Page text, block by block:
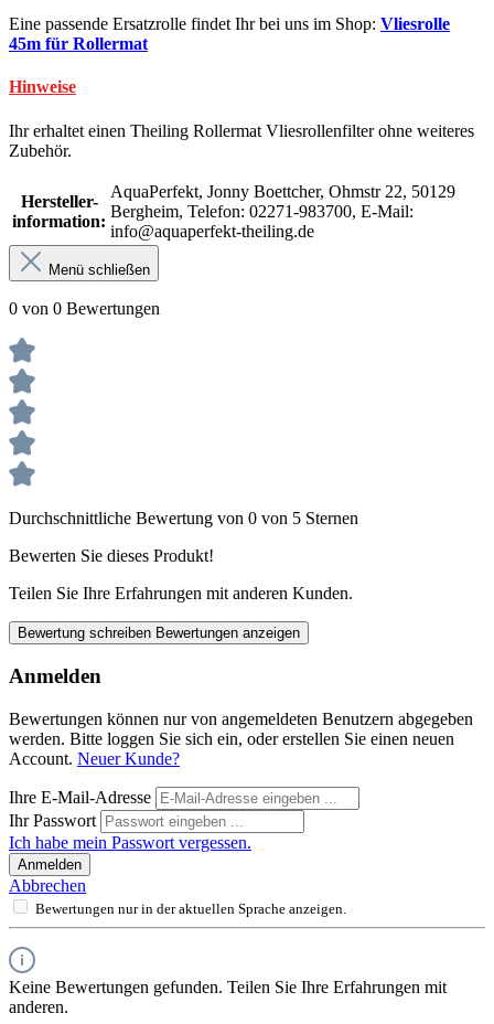
Eine passende Ersatzrolle findet Ihr bei uns im Shop: Vliesrolle
45m für Rollermat
Hinweise
Ihr erhaltet einen Theiling Rollermat Vliesrollenfilter ohne weiteres
Zubehör.
Hersteller-
information:
AquaPerfekt, Jonny Boettcher, Ohmstr 22, 50129
Bergheim, Telefon: 02271-983700, E-Mail:
info@aquaperfekt-theiling.de
Menü schließen
0 von 0 Bewertungen
Durchschnittliche Bewertung von 0 von 5 Sternen
Bewerten Sie dieses Produkt!
Teilen Sie Ihre Erfahrungen mit anderen Kunden.
Bewertung schreiben Bewertungen anzeigen
Anmelden
Bewertungen können nur von angemeldeten Benutzern abgegeben
werden. Bitte loggen Sie sich ein, oder erstellen Sie einen neuen
Account. Neuer Kunde?
Ihre E-Mail-Adresse
Ihr Passwort
Ich habe mein Passwort vergessen.
Anmelden
Abbrechen
Bewertungen nur in der aktuellen Sprache anzeigen.
Keine Bewertungen gefunden. Teilen Sie Ihre Erfahrungen mit
anderen.